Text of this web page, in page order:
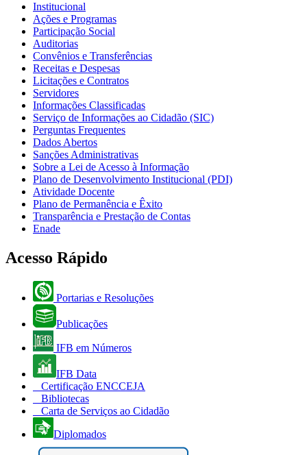
Institucional
Ações e Programas
Participação Social
Auditorias
Convênios e Transferências
Receitas e Despesas
Licitações e Contratos
Servidores
Informações Classificadas
Serviço de Informações ao Cidadão (SIC)
Perguntas Frequentes
Dados Abertos
Sanções Administrativas
Sobre a Lei de Acesso à Informação
Plano de Desenvolvimento Institucional (PDI)
Atividade Docente
Plano de Permanência e Êxito
Transparência e Prestação de Contas
Enade
Acesso Rápido
Portarias e Resoluções
Publicações
IFB em Números
IFB Data
Certificação ENCCEJA
Bibliotecas
Carta de Serviços ao Cidadão
Diplomados